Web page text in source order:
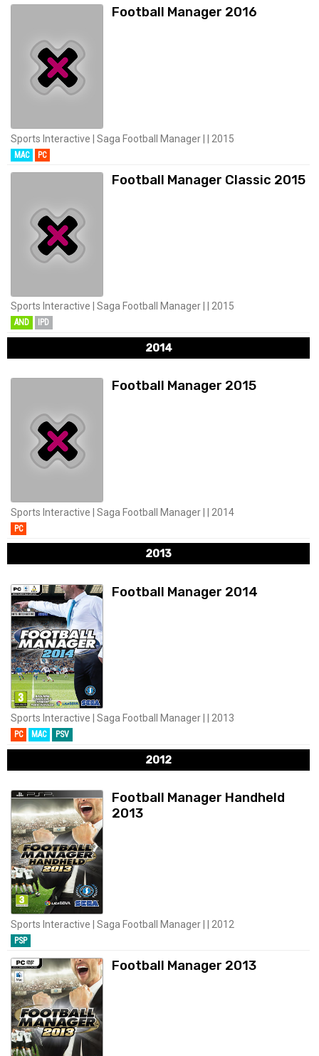
Football Manager 2016
Sports Interactive | Saga Football Manager | | 2015
MAC PC
Football Manager Classic 2015
Sports Interactive | Saga Football Manager | | 2015
AND IPD
2014
Football Manager 2015
Sports Interactive | Saga Football Manager | | 2014
PC
2013
Football Manager 2014
Sports Interactive | Saga Football Manager | | 2013
PC MAC PSV
2012
Football Manager Handheld
2013
Sports Interactive | Saga Football Manager | | 2012
PSP
Football Manager 2013